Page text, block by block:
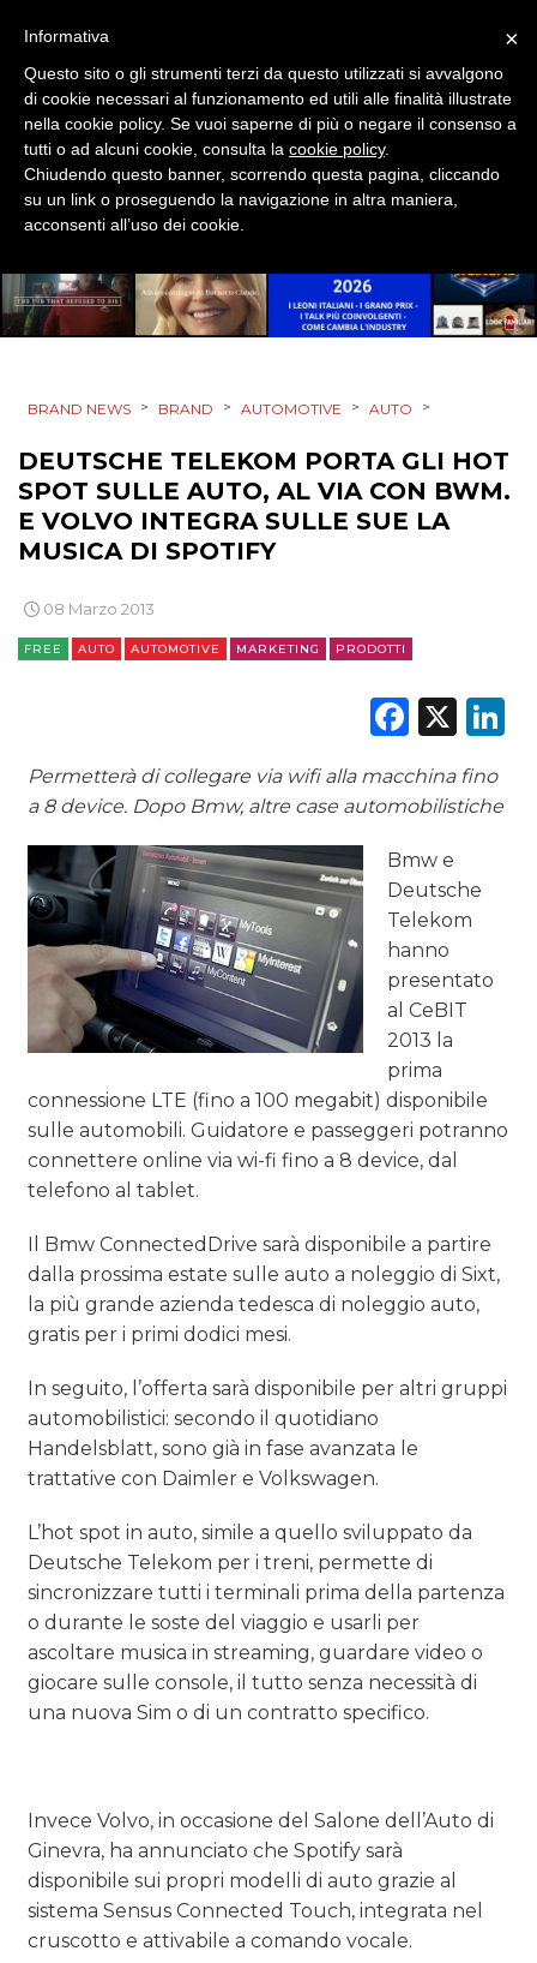
CINEMA
DIGITALE
EDITORIA
ESTERNA
RADIO / AUDIO
TREND
CASE HISTORY
OPINIONI
BRAND NEWS > BRAND > AUTOMOTIVE > AUTO >
DEUTSCHE TELEKOM PORTA GLI HOT
SPOT SULLE AUTO, AL VIA CON BWM.
E VOLVO INTEGRA SULLE SUE LA
MUSICA DI SPOTIFY
08 Marzo 2013
FREE AUTO AUTOMOTIVE MARKETING PRODOTTI
X
Permetterà di collegare via wifi alla macchina fino
a 8 device. Dopo Bmw, altre case automobilistiche
Bmw e
Deutsche
Telekom
hanno
presentato
al CeBIT
2013 la
prima
connessione LTE (fino a 100 megabit) disponibile
sulle automobili. Guidatore e passeggeri potranno
connettere online via wi-fi fino a 8 device, dal
telefono al tablet.
Il Bmw ConnectedDrive sarà disponibile a partire
dalla prossima estate sulle auto a noleggio di Sixt,
la più grande azienda tedesca di noleggio auto,
gratis per i primi dodici mesi.
In seguito, l’offerta sarà disponibile per altri gruppi
automobilistici: secondo il quotidiano
Handelsblatt, sono già in fase avanzata le
trattative con Daimler e Volkswagen.
L’hot spot in auto, simile a quello sviluppato da
Deutsche Telekom per i treni, permette di
sincronizzare tutti i terminali prima della partenza
o durante le soste del viaggio e usarli per
ascoltare musica in streaming, guardare video o
giocare sulle console, il tutto senza necessità di
una nuova Sim o di un contratto specifico.
Invece Volvo, in occasione del Salone dell’Auto di
Ginevra, ha annunciato che Spotify sarà
disponibile sui propri modelli di auto grazie al
sistema Sensus Connected Touch, integrata nel
cruscotto e attivabile a comando vocale.
×
Informativa
Questo sito o gli strumenti terzi da questo utilizzati si avvalgono
di cookie necessari al funzionamento ed utili alle finalità illustrate
nella cookie policy. Se vuoi saperne di più o negare il consenso a
tutti o ad alcuni cookie, consulta la cookie policy.
Chiudendo questo banner, scorrendo questa pagina, cliccando
su un link o proseguendo la navigazione in altra maniera,
acconsenti all’uso dei cookie.